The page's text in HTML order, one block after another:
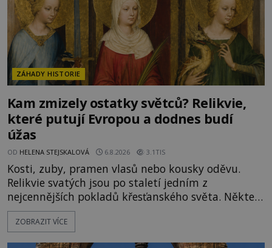
ZÁHADY HISTORIE
Kam zmizely ostatky světců? Relikvie,
které putují Evropou a dodnes budí
úžas
OD HELENA STEJSKALOVÁ 6.8.2026 3.1TIS
Kosti, zuby, pramen vlasů nebo kousky oděvu.
Relikvie svatých jsou po staletí jedním z
nejcennějších pokladů křesťanského světa. Některé
mají pečlivě doloženou historii, jiné provází
záhady, krádeže i nečekané objevy. Jejich osudy
ZOBRAZIT VÍCE